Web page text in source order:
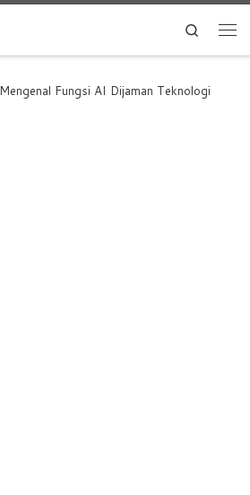
Search
Mengenal Fungsi AI Dijaman Teknologi